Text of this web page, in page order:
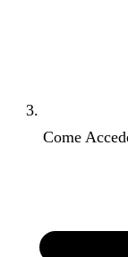
Come